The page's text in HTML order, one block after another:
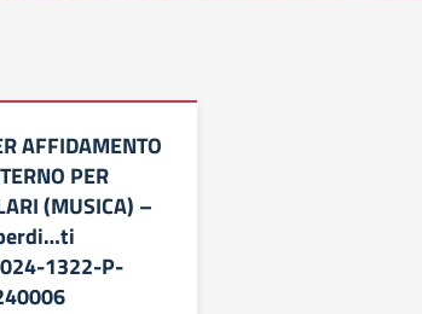
AFFIDAMENTO
PER
(MUSICA) –
1322-P-